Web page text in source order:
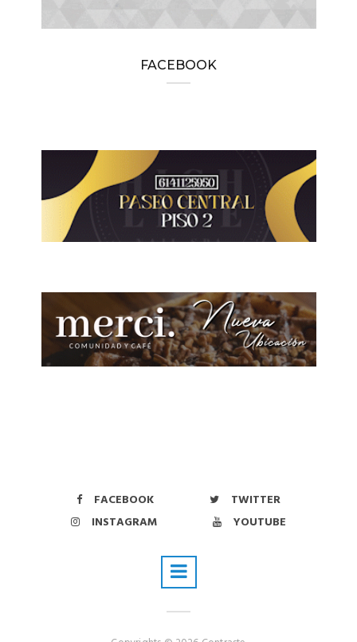
FACEBOOK
FACEBOOK
TWITTER
INSTAGRAM
YOUTUBE